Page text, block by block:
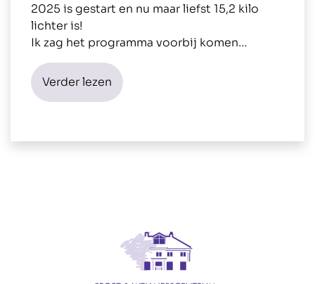
2025 is gestart en nu maar liefst 15,2 kilo
lichter is!
Ik zag het programma voorbij komen…
Verder lezen